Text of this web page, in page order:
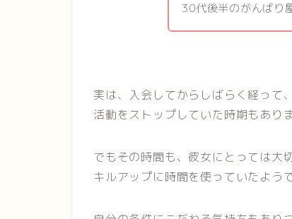
30代後半のがんばり
実は、入会してからしばらく経って
活動をストップしていた時期もあり
でもその時間も、彼女にとっては大
キルアップに時間を使っていたようで